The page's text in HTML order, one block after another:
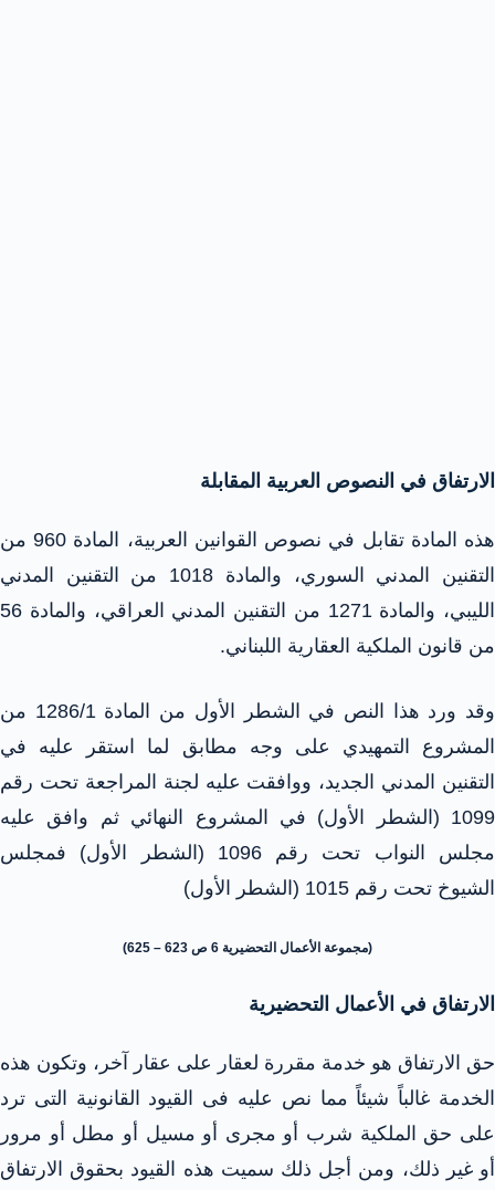
الارتفاق في النصوص العربية المقابلة
هذه المادة تقابل في نصوص القوانين العربية، المادة 960 من
التقنين المدني السوري، والمادة 1018 من التقنين المدني
الليبي، والمادة 1271 من التقنين المدني العراقي، والمادة 56
من قانون الملكية العقارية اللبناني.
وقد ورد هذا النص في الشطر الأول من المادة 1286/1 من
المشروع التمهيدي على وجه مطابق لما استقر عليه في
التقنين المدني الجديد، ووافقت عليه لجنة المراجعة تحت رقم
1099 (الشطر الأول) في المشروع النهائي ثم وافق عليه
مجلس النواب تحت رقم 1096 (الشطر الأول) فمجلس
الشيوخ تحت رقم 1015 (الشطر الأول)
(مجموعة الأعمال التحضيرية 6 ص 623 – 625)
الارتفاق في الأعمال التحضيرية
حق الارتفاق هو خدمة مقررة لعقار على عقار آخر، وتكون هذه
الخدمة غالباً شيئاً مما نص عليه فى القيود القانونية التى ترد
على حق الملكية شرب أو مجرى أو مسيل أو مطل أو مرور
أو غير ذلك، ومن أجل ذلك سميت هذه القيود بحقوق الارتفاق